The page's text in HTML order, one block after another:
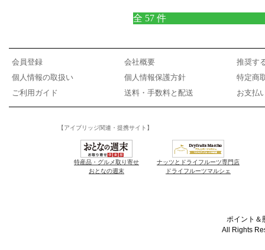
全 57 件
会員登録 会社概要
推奨す
個人情報の取扱い
個人情報保護方針
特定商
ご利用ガイド
送料・手数料と配送 お支払
【アイブリッジ関連・提携サイト】
特産品・グルメ取り寄せ
おとなの週末
ナッツとドライフルーツ専門店
ドライフルーツマルシェ
ポイント＆
All Rights